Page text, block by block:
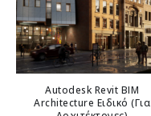
Autodesk Revit BIM
Architecture Ειδικό (Για